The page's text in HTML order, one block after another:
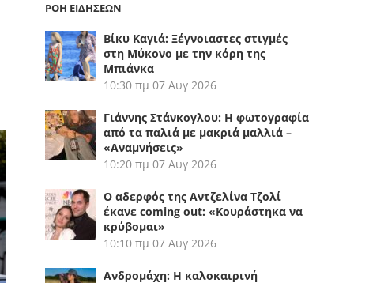
ΡΟΗ ΕΙΔΗΣΕΩΝ
Βίκυ Καγιά: Ξέγνοιαστες στιγμές
στη Μύκονο με την κόρη της
Μπιάνκα
10:30 πμ 07 Αυγ 2026
Γιάννης Στάνκογλου: Η φωτογραφία
από τα παλιά με μακριά μαλλιά –
«Αναμνήσεις»
10:20 πμ 07 Αυγ 2026
Ο αδερφός της Αντζελίνα Τζολί
έκανε coming out: «Κουράστηκα να
κρύβομαι»
10:10 πμ 07 Αυγ 2026
Ανδρομάχη: Η καλοκαιρινή